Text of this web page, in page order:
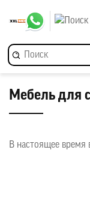
Мебель для
В настоящее время